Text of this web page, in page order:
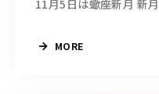
11月5日は蠍座新月 新
MORE